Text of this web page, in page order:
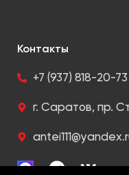
Контакты
+7 (937) 818-20-73
г. Саратов, пр.